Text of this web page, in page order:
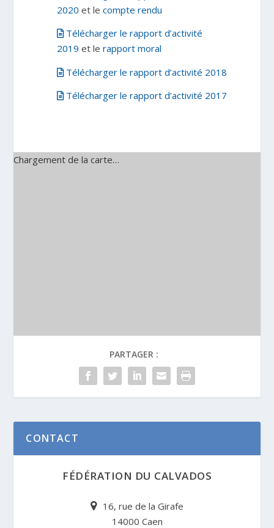
2020 et le compte rendu
Télécharger le rapport d’activité
2019 et le rapport moral
Télécharger le rapport d’activité 2018
Télécharger le rapport d’activité 2017
Chargement de la carte…
PARTAGER :
CONTACT
FÉDÉRATION DU CALVADOS
16, rue de la Girafe
14000 Caen